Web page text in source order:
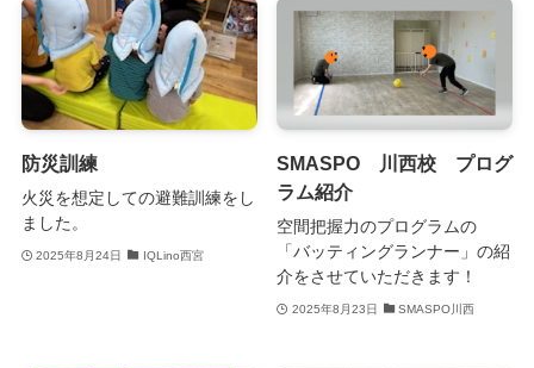
防災訓練
火災を想定しての避難訓練をし
ました。
2025年8月24日 IQLino西宮
SMASPO 川西校 プログ
ラム紹介
空間把握力のプログラムの
「バッティングランナー」の紹
介をさせていただきます！
2025年8月23日 SMASPO川西